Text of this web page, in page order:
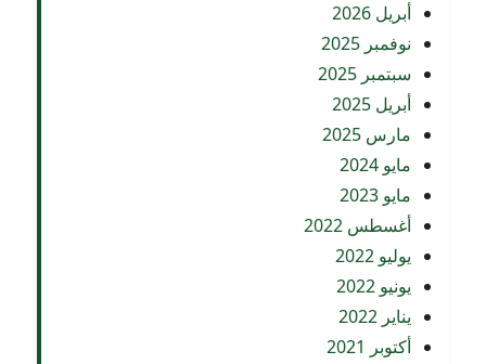
أبريل 2026
نوفمبر 2025
سبتمبر 2025
أبريل 2025
مارس 2025
مايو 2024
مايو 2023
أغسطس 2022
يوليو 2022
يونيو 2022
يناير 2022
أكتوبر 2021